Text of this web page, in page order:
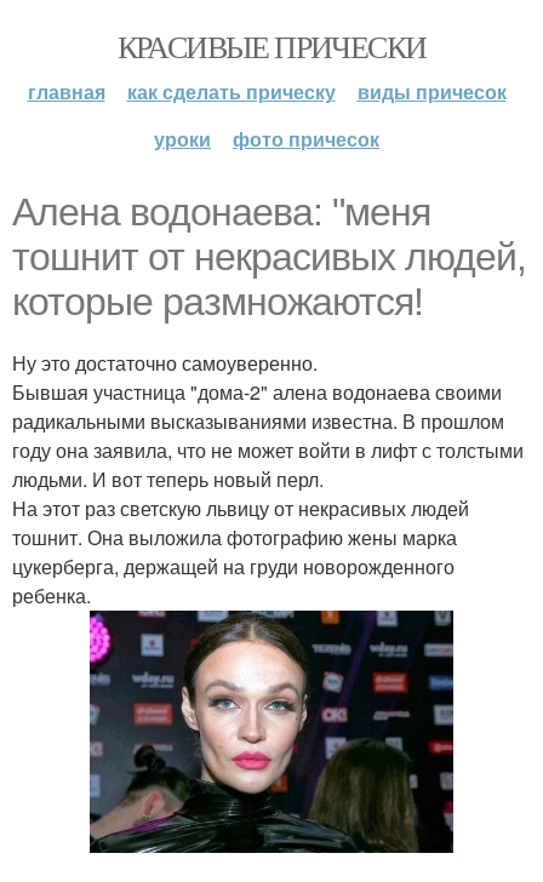
КРАСИВЫЕ ПРИЧЕСКИ
главная как сделать прическу
виды причесок
уроки
фото причесок
Алена водонаева: "меня
тошнит от некрасивых людей,
которые размножаются!
Ну это достаточно самоуверенно.
Бывшая участница "дома-2" алена водонаева своими
радикальными высказываниями известна. В прошлом
году она заявила, что не может войти в лифт с толстыми
людьми. И вот теперь новый перл.
На этот раз светскую львицу от некрасивых людей
тошнит. Она выложила фотографию жены марка
цукерберга, держащей на груди новорожденного
ребенка.